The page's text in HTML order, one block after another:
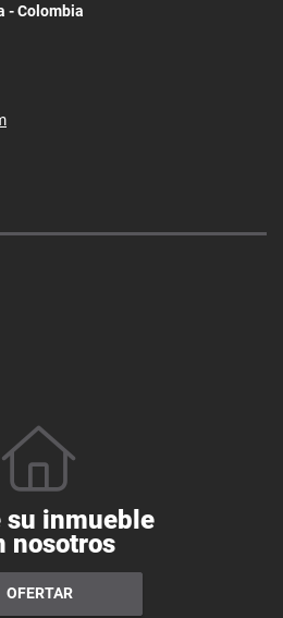
- Colombia
su inmueble
nosotros
OFERTAR